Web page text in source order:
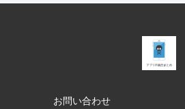
お問い合わせ